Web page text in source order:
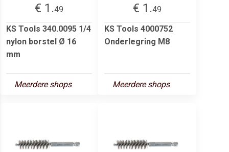
€ 1.49
KS Tools 340.0095 1/4
nylon borstel Ø 16
mm
Meerdere shops
€ 1.49
KS Tools 4000752
Onderlegring M8
Meerdere shops